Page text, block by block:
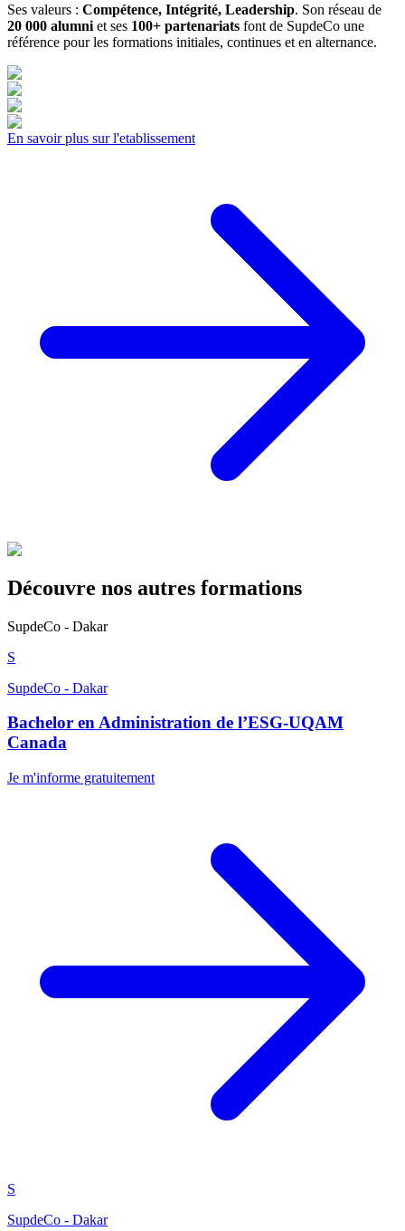
Ses valeurs : Compétence, Intégrité, Leadership. Son réseau de
20 000 alumni et ses 100+ partenariats font de SupdeCo une
référence pour les formations initiales, continues et en alternance.
En savoir plus sur l'etablissement
Découvre nos autres formations
SupdeCo - Dakar
S
SupdeCo - Dakar
Bachelor en Administration de l’ESG-UQAM
Canada
Je m'informe gratuitement
S
SupdeCo - Dakar